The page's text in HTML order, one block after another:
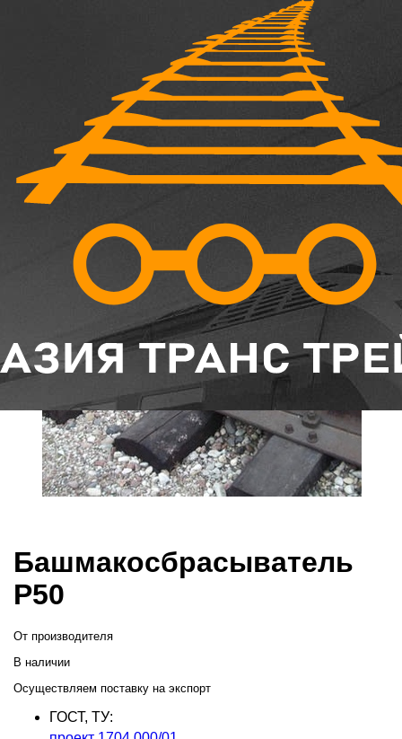
Каталог
Крестовины, Ремкомплекты
Башмакосбрасыватель Р50
Башмакосбрасыватель
Р50
От производителя
В наличии
Осуществляем поставку на экспорт
ГОСТ, ТУ: